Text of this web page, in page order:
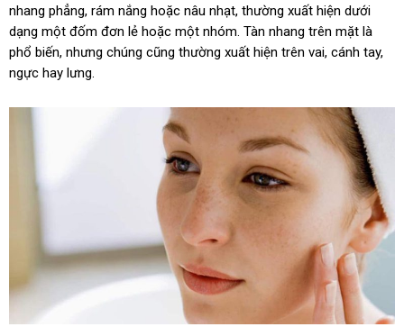
nhang phẳng, rám nắng hoặc nâu nhạt, thường xuất hiện dưới
dạng một đốm đơn lẻ hoặc một nhóm. Tàn nhang trên mặt là
phổ biến, nhưng chúng cũng thường xuất hiện trên vai, cánh tay,
ngực hay lưng.